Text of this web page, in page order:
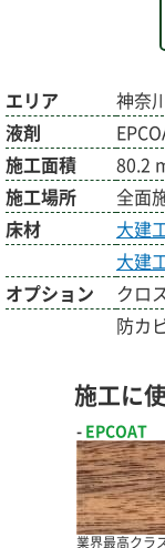
エリア
神奈
液剤
施工面積
80.2
施工場所
全面
床材
大建
大建
オプション
クロ
防カ
施工に
EPCOAT
業界最高クラ